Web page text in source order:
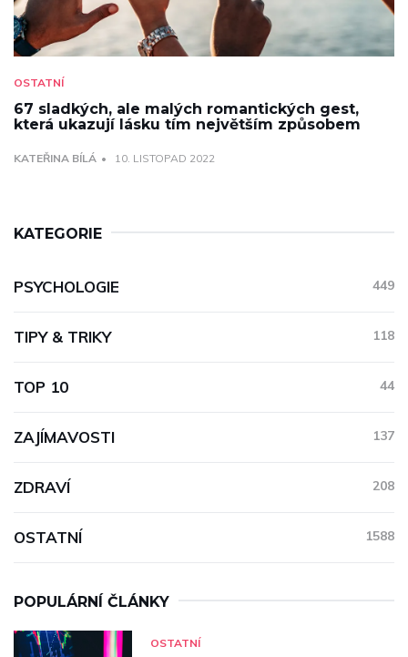
OSTATNÍ
67 sladkých, ale malých romantických gest,
která ukazují lásku tím největším způsobem
KATEŘINA BÍLÁ 10. LISTOPAD 2022
KATEGORIE
PSYCHOLOGIE 449
TIPY & TRIKY 118
TOP 10 44
ZAJÍMAVOSTI 137
ZDRAVÍ 208
OSTATNÍ 1588
POPULÁRNÍ ČLÁNKY
OSTATNÍ